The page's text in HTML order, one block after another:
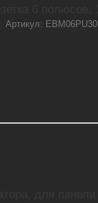
Артикул: EBM06PU30